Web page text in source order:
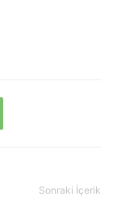
Sonraki İçerik